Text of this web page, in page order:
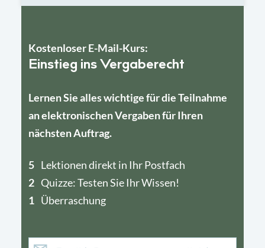
Kostenloser E-Mail-Kurs:
Einstieg ins Vergaberecht
Lernen Sie alles wichtige für die Teilnahme
an elektronischen Vergaben für Ihren
nächsten Auftrag.
5 Lektionen direkt in Ihr Postfach
2 Quizze: Testen Sie Ihr Wissen!
1 Überraschung
4
1